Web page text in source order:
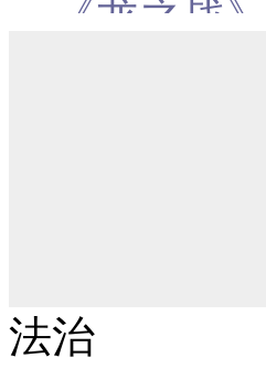
《龙之战
法治